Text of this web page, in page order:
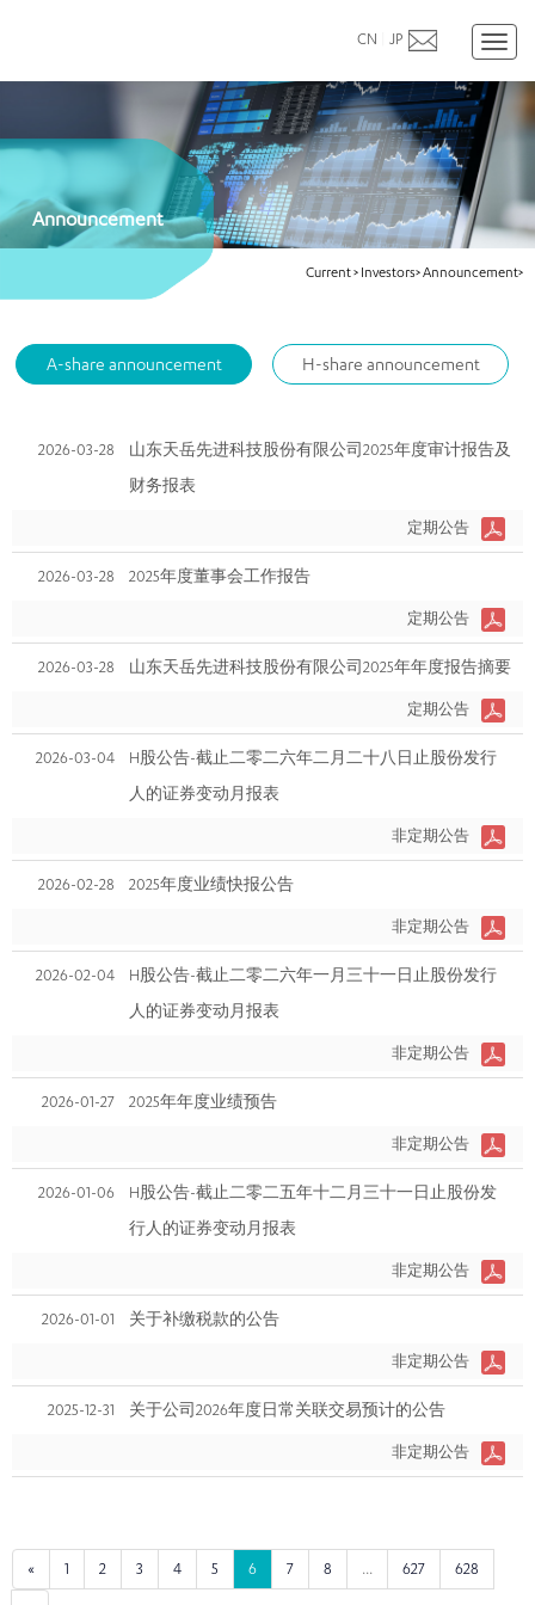
CN JP
Announcement
Current> Investors>Announcement>
A-share announcement H-share announcement
2026-03-28
山东天岳先进科技股份有限公司2025年度审计报告及
财务报表
定期公告
2026-03-28 2025年度董事会工作报告
定期公告
2026-03-28 山东天岳先进科技股份有限公司2025年年度报告摘要
定期公告
2026-03-04
H股公告-截止二零二六年二月二十八日止股份发行
人的证券变动月报表
非定期公告
2026-02-28 2025年度业绩快报公告
非定期公告
2026-02-04
H股公告-截止二零二六年一月三十一日止股份发行
人的证券变动月报表
非定期公告
2026-01-27 2025年年度业绩预告
非定期公告
2026-01-06
H股公告-截止二零二五年十二月三十一日止股份发
行人的证券变动月报表
非定期公告
2026-01-01 关于补缴税款的公告
非定期公告
2025-12-31 关于公司2026年度日常关联交易预计的公告
非定期公告
« 1 2 3 4 5 6 7 8 ... 627 628